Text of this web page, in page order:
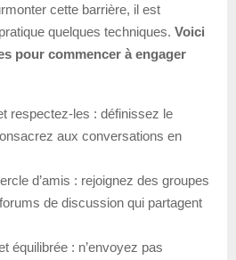
cette barrière, il est
quelques techniques. Voici
pour commencer à engager
respectez-les : définissez le
aux conversations en
d’amis : rejoignez des groupes
de discussion qui partagent
équilibrée : n’envoyez pas